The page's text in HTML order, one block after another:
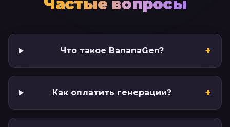
Частые вопросы
Что такое BananaGen? +
Как оплатить генерации? +